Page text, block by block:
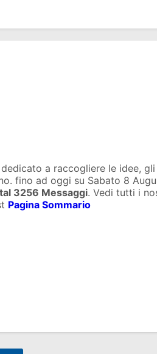
a raccogliere le idee,
fino ad oggi su Sabato 8
3256 Messaggi. Vedi tutti i
Pagina Sommario